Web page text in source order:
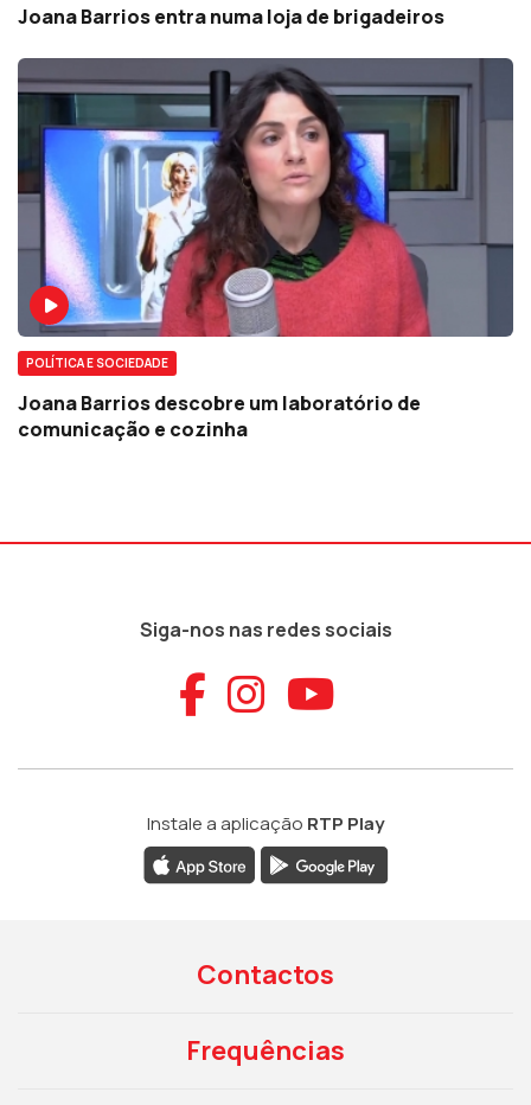
Joana Barrios entra numa loja de brigadeiros
POLÍTICA E SOCIEDADE
Joana Barrios descobre um laboratório de
comunicação e cozinha
Siga-nos nas redes sociais
Aceder ao
Aceder ao
Aceder
Instale a aplicação RTP Play
Contactos
Frequências